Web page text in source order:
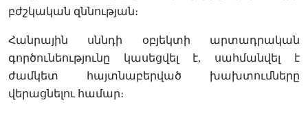
բժշկական զննության։
Հանրային սննդի օբյեկտի արտադրական
գործունեությունը կասեցվել է, սահմանվել է
ժամկետ հայտնաբերված խախտումները
վերացնելու համար։